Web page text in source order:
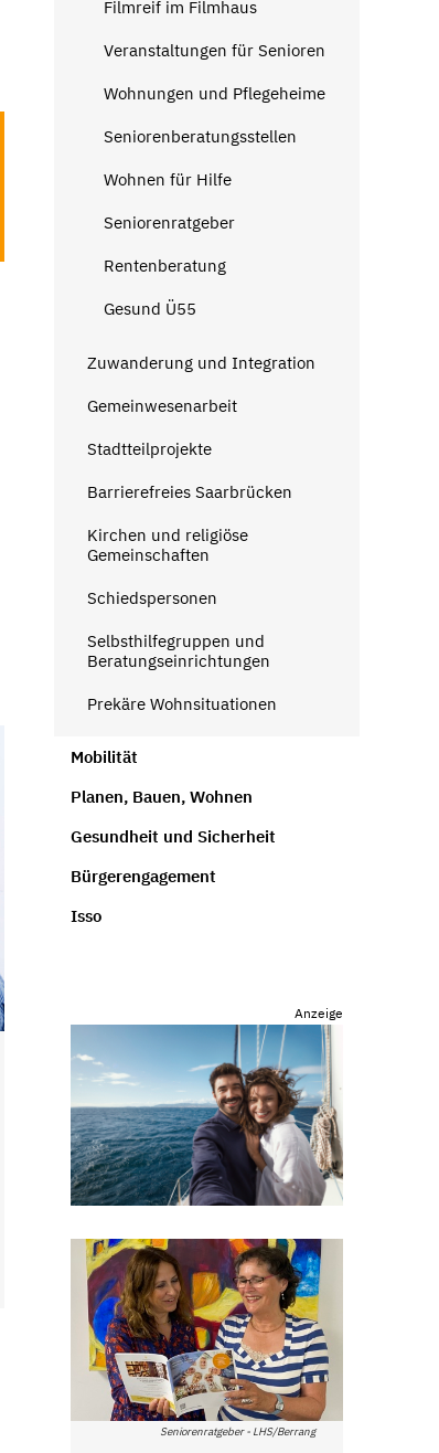
Filmreif im Filmhaus
Veranstaltungen für Senioren
Wohnungen und Pflegeheime
Seniorenberatungsstellen
Wohnen für Hilfe
Seniorenratgeber
Rentenberatung
Gesund Ü55
Zuwanderung und Integration
Gemeinwesenarbeit
Stadtteilprojekte
Barrierefreies Saarbrücken
Kirchen und religiöse
Gemeinschaften
Schiedspersonen
Selbsthilfegruppen und
Beratungseinrichtungen
Prekäre Wohnsituationen
Mobilität
Planen, Bauen, Wohnen
Gesundheit und Sicherheit
Bürgerengagement
Isso
Anzeige
Seniorenratgeber - LHS/Berrang